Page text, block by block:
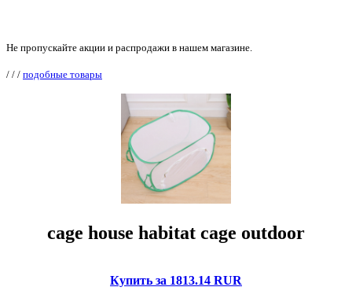
Не пропускайте акции и распродажи в нашем магазине.
/ / / подобные товары
cage house habitat cage outdoor
Купить за 1813.14 RUR